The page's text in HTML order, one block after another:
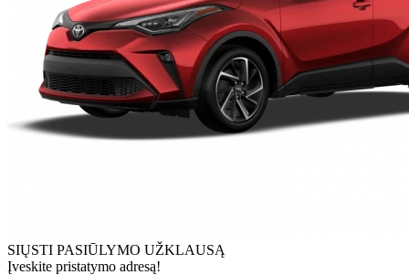
SIŲSTI PASIŪLYMO UŽKLAUSĄ
Įveskite pristatymo adresą!